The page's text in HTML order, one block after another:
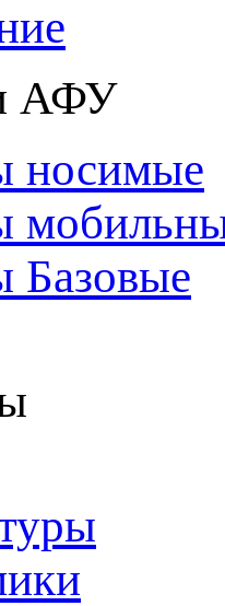
АФУ
носимые
Базовые